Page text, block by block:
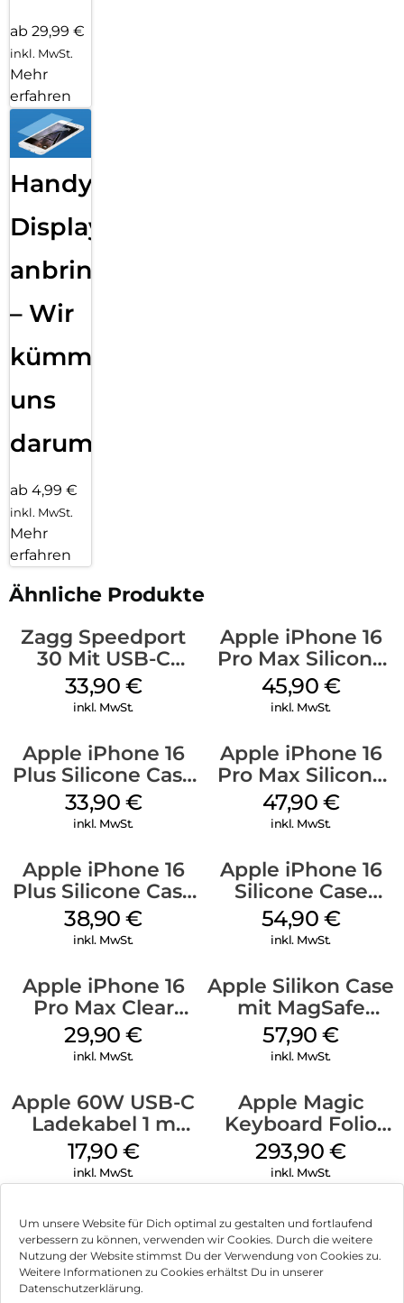
Um unsere Website für Dich optimal zu gestalten und fortlaufend
verbessern zu können, verwenden wir Cookies. Durch die weitere
Nutzung der Website stimmst Du der Verwendung von Cookies zu.
Weitere Informationen zu Cookies erhältst Du in unserer
Datenschutzerklärung.
ab 29,99 €
inkl. MwSt.
Mehr
erfahren
Handy
Displayfolie
anbringen
– Wir
kümmern
uns
darum!
ab 4,99 €
inkl. MwSt.
Mehr
erfahren
Ähnliche Produkte
Zagg Speedport
30 Mit USB-C
Kabel Weiß
33,90 €
inkl. MwSt.
Apple iPhone 16
Pro Max Silicone
Case MagSafe
Ultramarine
45,90 €
inkl. MwSt.
Apple iPhone 16
Plus Silicone Case
MagSafe Lake
Green
33,90 €
inkl. MwSt.
Apple iPhone 16
Pro Max Silicone
Case MagSafe
Black
47,90 €
inkl. MwSt.
Apple iPhone 16
Plus Silicone Case
MagSafe Denim
38,90€
inkl. MwSt.
Apple iPhone 16
Silicone Case
MagSafe Lake
Green
54,90 €
inkl. MwSt.
Apple iPhone 16
Pro Max Clear
Case MagSafe
Transparent
29,90€
inkl. MwSt.
Apple Silikon Case
mit MagSafe
iPhone 14 Pro
(PRODUCT)RED
57,90€
inkl. MwSt.
Apple 60W USB-C
Ladekabel 1 m
Weiß
17,90 €
inkl. MwSt.
Apple Magic
Keyboard Folio
iPad 10.9″ (10.Gen.)
Weiß
293,90€
inkl. MwSt.
Impressum